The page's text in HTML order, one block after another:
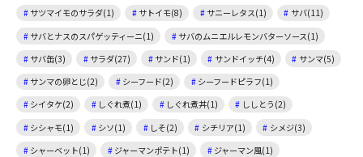
サツマイモのサラダ(1)
サトイモ(8) サニーレタス(1)
サバ(11)
サバとナスのスパゲッティーニ(1)
サバのムニエルレモンバターソース(1)
サバ缶(3)
サラダ(27) サンド(1) サンドイッチ(4)
サンマ(5)
サンマの卵とじ(2)
シーフード(2)
シーフードピラフ(1)
シイタケ(2)
しぐれ煮(1) しぐれ煮丼(1)
ししとう(2)
シシャモ(1)
シソ(1) しそ(2) シチリア(1)
シメジ(3)
シャーベット(1)
ジャーマンポテト(1)
ジャーマン風(1)